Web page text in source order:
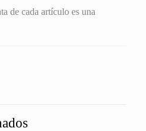
de cada artículo es una